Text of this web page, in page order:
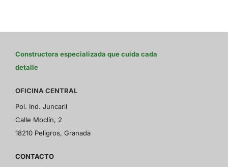
Constructora especializada que cuida cada
detalle
OFICINA CENTRAL
Pol. Ind. Juncaril
Calle Moclín, 2
18210 Peligros, Granada
CONTACTO